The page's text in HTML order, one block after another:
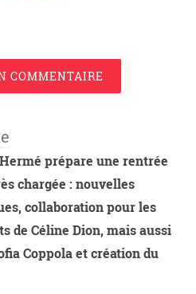
COMMENTAIRE
prépare une rentrée
chargée : nouvelles
collaboration pour les
de Céline Dion, mais aussi
Coppola et création du